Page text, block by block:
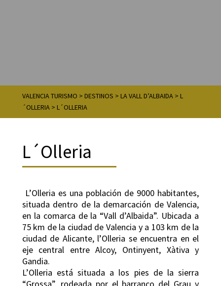
VALENCIA TURISMO > DESTINOS > LA VALL D’ALBAIDA> L
´OLLERIA> L´OLLERIA
L´Olleria
L’Olleria es una población de 9000 habitantes,
situada dentro de la demarcación de Valencia,
en la comarca de la “Vall d’Albaida”. Ubicada a
75 km de la ciudad de Valencia y a 103 km de la
ciudad de Alicante, l’Olleria se encuentra en el
eje central entre Alcoy, Ontinyent, Xàtiva y
Gandia.
L’Olleria está situada a los pies de la sierra